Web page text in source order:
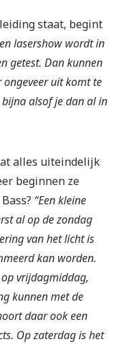
staat, begint
lasershow wordt in
getest. Dan kunnen
ongeveer uit komt te
alsof je dan al in
alles uiteindelijk
beginnen ze
“Een kleine
al op de zondag
van het licht is
kan worden.
vrijdagmiddag,
kunnen met de
daar ook een
Op zaterdag is het